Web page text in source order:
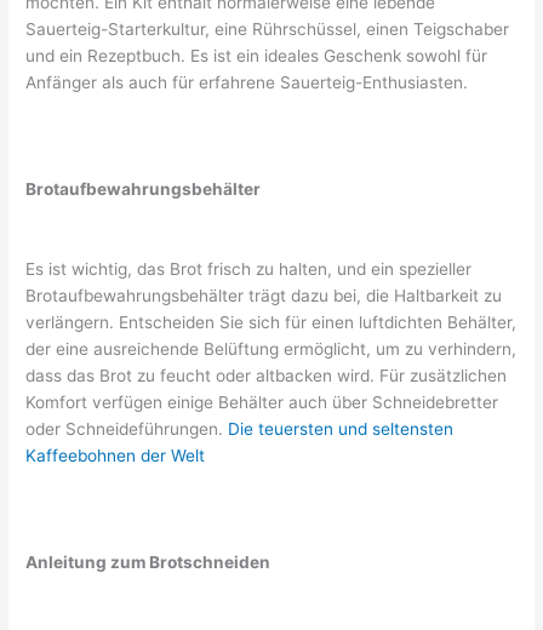
Sauerteig-Starterkultur, eine Rührschüssel, einen Teigschaber
und ein Rezeptbuch. Es ist ein ideales Geschenk sowohl für
Anfänger als auch für erfahrene Sauerteig-Enthusiasten.
Brotaufbewahrungsbehälter
Es ist wichtig, das Brot frisch zu halten, und ein spezieller
Brotaufbewahrungsbehälter trägt dazu bei, die Haltbarkeit zu
verlängern. Entscheiden Sie sich für einen luftdichten Behälter,
der eine ausreichende Belüftung ermöglicht, um zu verhindern,
dass das Brot zu feucht oder altbacken wird. Für zusätzlichen
Komfort verfügen einige Behälter auch über Schneidebretter
oder Schneideführungen. Die teuersten und seltensten
Kaffeebohnen der Welt
Anleitung zum Brotschneiden